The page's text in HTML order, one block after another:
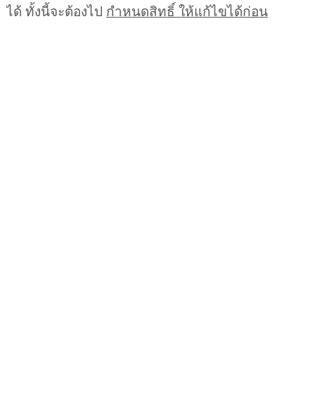
ได้ ทั้งนี้จะต้องไป กำหนดสิทธิ์ ให้แก้ไขได้ก่อน